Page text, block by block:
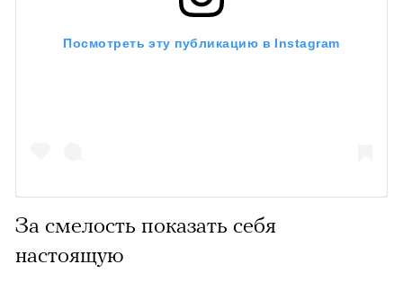
Посмотреть эту публикацию в Instagram
За смелость показать себя
настоящую